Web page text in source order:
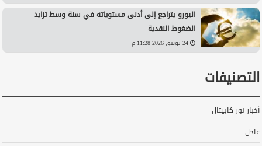
اليورو يتراجع إلى أدنى مستوياته في سنة وسط تزايد
الضغوط النقدية
24 يونيو, 2026 11:28 م
التصنيفات
أخبار نور كابيتال
عاجل